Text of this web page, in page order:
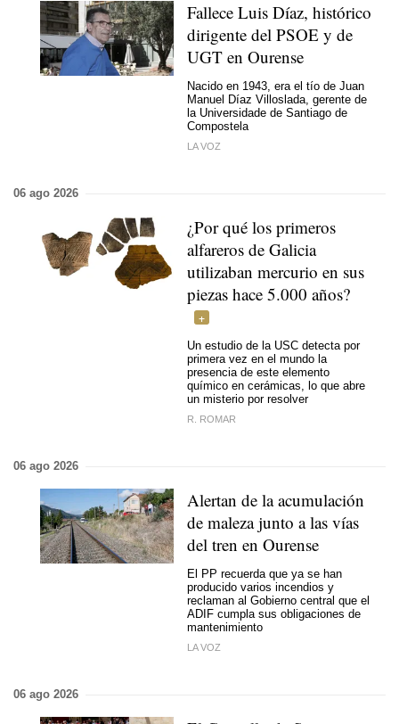
Fallece Luis Díaz, histórico
dirigente del PSOE y de
UGT en Ourense
Nacido en 1943, era el tío de Juan
Manuel Díaz Villoslada, gerente de
la Universidade de Santiago de
Compostela
LA VOZ
06 ago 2026
¿Por qué los primeros
alfareros de Galicia
utilizaban mercurio en sus
piezas hace 5.000 años?
Un estudio de la USC detecta por
primera vez en el mundo la
presencia de este elemento
químico en cerámicas, lo que abre
un misterio por resolver
R. ROMAR
06 ago 2026
Alertan de la acumulación
de maleza junto a las vías
del tren en Ourense
El PP recuerda que ya se han
producido varios incendios y
reclaman al Gobierno central que el
ADIF cumpla sus obligaciones de
mantenimiento
LA VOZ
06 ago 2026